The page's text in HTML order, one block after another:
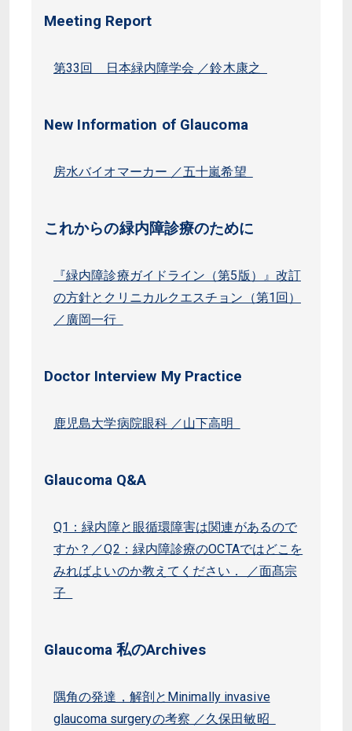
Meeting Report
第33回 日本緑内障学会 ／鈴木康之
New Information of Glaucoma
房水バイオマーカー ／五十嵐希望
これからの緑内障診療のために
『緑内障診療ガイドライン（第5版）』改訂
の方針とクリニカルクエスチョン（第1回）
／廣岡一行
Doctor Interview My Practice
鹿児島大学病院眼科 ／山下高明
Glaucoma Q&A
Q1：緑内障と眼循環障害は関連があるので
すか？／Q2：緑内障診療のOCTAではどこを
みればよいのか教えてください． ／面髙宗
子
Glaucoma 私のArchives
隅角の発達，解剖とMinimally invasive
glaucoma surgeryの考察 ／久保田敏昭